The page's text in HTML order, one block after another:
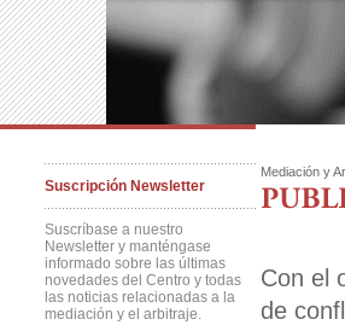
Suscripción Newsletter
Suscríbase a nuestro
Newsletter y manténgase
informado sobre las últimas
novedades del Centro y todas
las noticias relacionadas a la
mediación y el arbitraje.
Mediación y
Con el
de